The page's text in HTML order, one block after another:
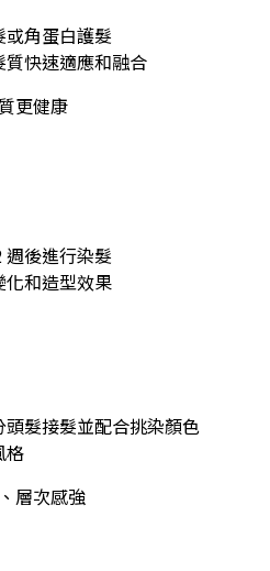
角蛋白護髮
快速適應和融合
更健康
後進行染髮
化和造型效果
髮接髮並配合挑染顏色
格
層次感強